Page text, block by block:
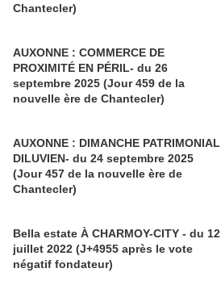
Chantecler)
AUXONNE : COMMERCE DE
PROXIMITÉ EN PÉRIL- du 26
septembre 2025 (Jour 459 de la
nouvelle ère de Chantecler)
AUXONNE : DIMANCHE PATRIMONIAL
DILUVIEN- du 24 septembre 2025
(Jour 457 de la nouvelle ère de
Chantecler)
Bella estate À CHARMOY-CITY - du 12
juillet 2022 (J+4955 après le vote
négatif fondateur)